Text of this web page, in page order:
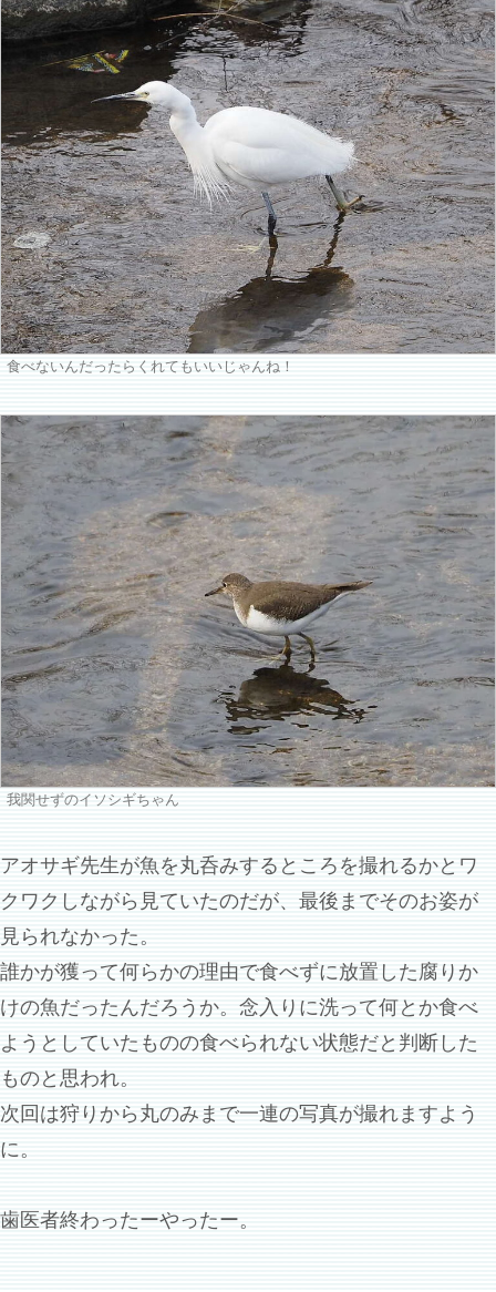
食べないんだったらくれてもいいじゃんね！
我関せずのイソシギちゃん
アオサギ先生が魚を丸呑みするところを撮れるかとワ
クワクしながら見ていたのだが、最後までそのお姿が
見られなかった。
誰かが獲って何らかの理由で食べずに放置した腐りか
けの魚だったんだろうか。念入りに洗って何とか食べ
ようとしていたものの食べられない状態だと判断した
ものと思われ。
次回は狩りから丸のみまで一連の写真が撮れますよう
に。
歯医者終わったーやったー。